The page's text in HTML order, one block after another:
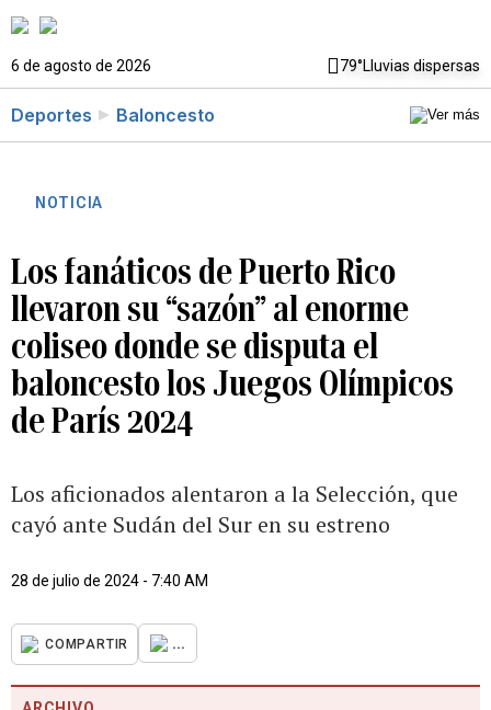
6 de agosto de 2026 79°Lluvias dispersas
Deportes Baloncesto
NOTICIA
Los fanáticos de Puerto Rico
llevaron su “sazón” al enorme
coliseo donde se disputa el
baloncesto los Juegos Olímpicos
de París 2024
Los aficionados alentaron a la Selección, que
cayó ante Sudán del Sur en su estreno
28 de julio de 2024 - 7:40 AM
COMPARTIR ...